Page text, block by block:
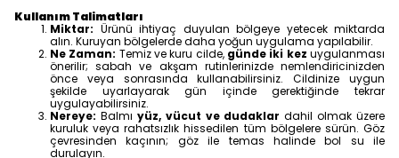
Kullanım Talimatları
Miktar: Ürünü ihtiyaç duyulan bölgeye yetecek miktarda
alın. Kuruyan bölgelerde daha yoğun uygulama yapılabilir.
Ne Zaman: Temiz ve kuru cilde, günde iki kez uygulanması
önerilir; sabah ve akşam rutinlerinizde nemlendiricinizden
önce veya sonrasında kullanabilirsiniz. Cildinize uygun
şekilde uyarlayarak gün içinde gerektiğinde tekrar
uygulayabilirsiniz.
Nereye: Balmı yüz, vücut ve dudaklar dahil olmak üzere
kuruluk veya rahatsızlık hissedilen tüm bölgelere sürün. Göz
çevresinden kaçının; göz ile temas halinde bol su ile
durulayın.